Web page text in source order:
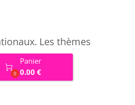
Les thèmes

0
Panier
0.00 €